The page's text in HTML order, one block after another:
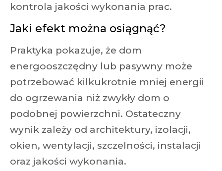
kontrola jakości wykonania prac.
Jaki efekt można osiągnąć?
Praktyka pokazuje, że dom
energooszczędny lub pasywny może
potrzebować kilkukrotnie mniej energii
do ogrzewania niż zwykły dom o
podobnej powierzchni. Ostateczny
wynik zależy od architektury, izolacji,
okien, wentylacji, szczelności, instalacji
oraz jakości wykonania.